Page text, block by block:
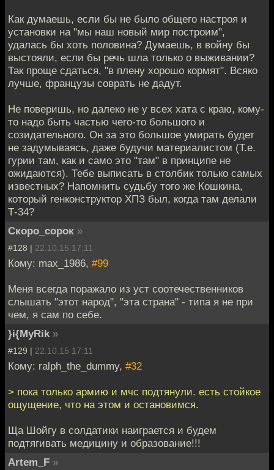
Как думаешь, если бы не было общего настроя и
установки на "мы наш новый мир построим",
удалась бы хоть половина? Думаешь, в войну бы
выстояли, если бы речь шла только о выживании?
Так проще сдаться, "в плену хорошо кормят". Всяко
лучше, французы соврать не дадут.
Не поверишь, но далеко не у всех хата с краю, кому-
то надо быть частью чего-то большого и
созидательного. Он за это большое умирать будет
не задумываясь, даже будучи материалистом (Т.е.
гурии там, как и само это "там" в принципе не
ожидаются). Тебе выписать в столбик только самых
известных? Напомнить судьбу того же Кошкина,
который генконструктор ХПЗ был, когда там делали
Т-34?
Скоро_сорок »
#128 | 22.10.15 17:11
Кому: max_1986, #99
Меня всегда поражало из уст соотечественников
слышать "этот народ", "эта страна" - типа я не при
чем, я сам по себе.
}i{MyRik »
#129 | 22.10.15 17:11
Кому: ralph_the_dummy, #32
> пока только армию и мчс подтянули. есть стойкое
ощущение, что на этом и остановимся.
Ща Шойгу в солдатики наиграется и будем
подтягивать медицину и образование!!!
Artem_F »